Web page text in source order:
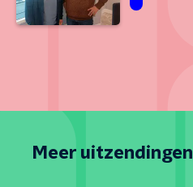
Meer uitzendingen